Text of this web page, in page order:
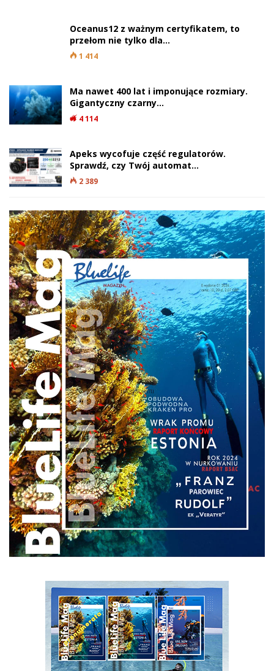
Oceanus12 z ważnym certyfikatem, to
przełom nie tylko dla…
1 414
Ma nawet 400 lat i imponujące rozmiary.
Gigantyczny czarny…
4 114
Apeks wycofuje część regulatorów.
Sprawdź, czy Twój automat…
2 389